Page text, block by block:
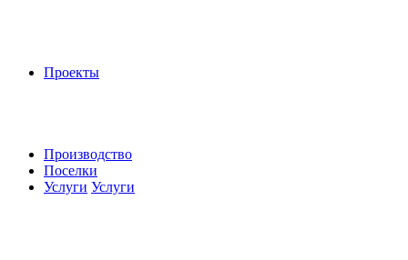
Проекты
Производство
Поселки
Услуги Услуги